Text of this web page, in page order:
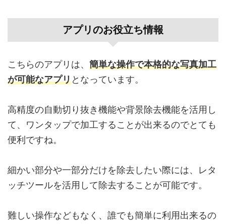
アプリのお役立ち情報
こちらのアプリは、 簡単な操作で本格的な写真加工
が可能なアプリとなっています。
高精度の自動切り抜き機能や背景除去機能を活用し
て、ワンタップで加工することが出来るのでとても
便利ですね。
細かい部分や一部分だけを除去したい際には、レタ
ッチツールを活用して除去することが可能です。
難しい操作などもなく、誰でも簡単に利用出来るの